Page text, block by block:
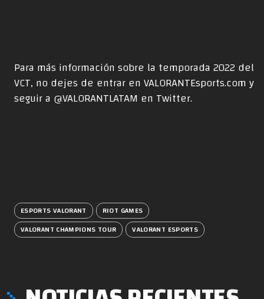
Para más información sobre la temporada 2022 del
VCT, no dejes de entrar enVALORANTEsports.comy
seguir a @VALORANTLATAM en Twitter.
ESPORTS VALORANT
RIOT GAMES
VALORANT CHAMPIONS TOUR
VALORANT ESPORTS